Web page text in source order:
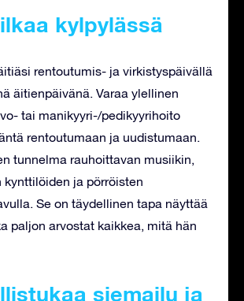
kylpylässä
rentoutumis- ja virkistyspäivällä
äitienpäivänä. Varaa ylellinen
tai manikyyri-/pedikyyrihoito
rentoutumaan ja uudistumaan.
tunnelma rauhoittavan musiikin,
kynttilöiden ja pörröisten
Se on täydellinen tapa näyttää
paljon arvostat kaikkea, mitä hän
siemailu ja